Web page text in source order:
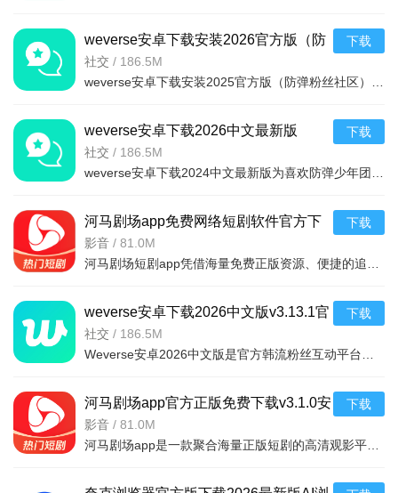
weverse安卓下载安装2026官方版（防
弹粉丝社区）v3.13.1官方最新版
社交 / 186.5M
下载
weverse安卓下载2026中文最新版
v3.13.1最新安卓版
社交 / 186.5M
下载
河马剧场app免费网络短剧软件官方下
载v3.1.0安卓版
影音 / 81.0M
下载
weverse安卓下载2026中文版v3.13.1官
方安卓版
社交 / 186.5M
下载
河马剧场app官方正版免费下载v3.1.0安
卓版
影音 / 81.0M
下载